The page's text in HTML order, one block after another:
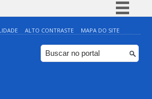
Simplifique!
Comunica BR
Participe
ALTO CONTRASTE MAPA DO SITE